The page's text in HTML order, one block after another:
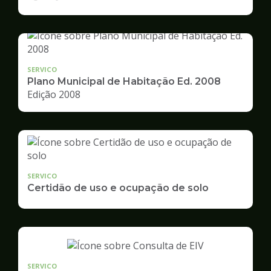
Desenvolvimento
Urbano
SERVICO
Plano Municipal de Habitação Ed. 2008
Edição 2008
SERVICO
Certidão de uso e ocupação de solo
SERVICO